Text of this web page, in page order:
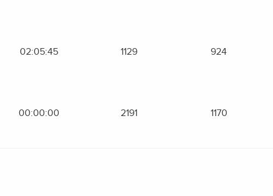
02:05:45 1129 924
00:00:00 2191 1170